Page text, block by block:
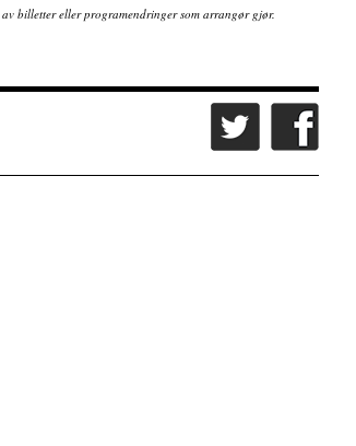
billetter eller programendringer som arrangør gjør.